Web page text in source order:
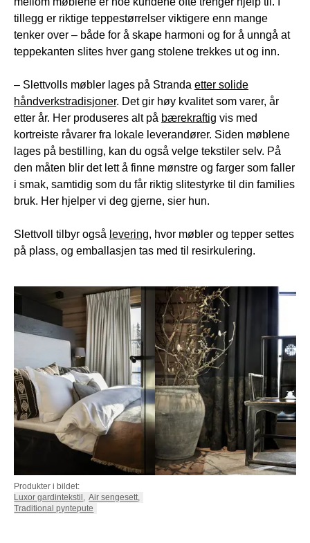
tillegg er riktige teppestørrelser viktigere enn mange
tenker over – både for å skape harmoni og for å unngå at
teppekanten slites hver gang stolene trekkes ut og inn.
– Slettvolls møbler lages på Stranda etter solide
håndverkstradisjoner. Det gir høy kvalitet som varer, år
etter år. Her produseres alt på bærekraftig vis med
kortreiste råvarer fra lokale leverandører. Siden møblene
lages på bestilling, kan du også velge tekstiler selv. På
den måten blir det lett å finne mønstre og farger som faller
i smak, samtidig som du får riktig slitestyrke til din families
bruk. Her hjelper vi deg gjerne, sier hun.
Slettvoll tilbyr også levering , hvor møbler og tepper settes
på plass, og emballasjen tas med til resirkulering.
Produkter i bildet:
Luxor gardintekstil , Air sengesett,
Traditional pyntepute